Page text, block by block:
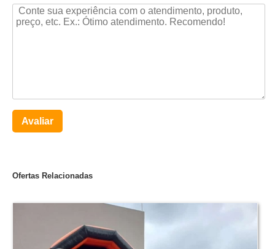
Avaliar
Ofertas Relacionadas